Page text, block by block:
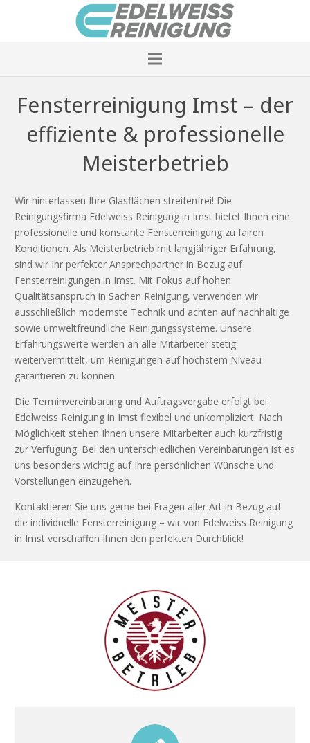
Fensterreinigung Imst – der
effiziente & professionelle
Meisterbetrieb
Wir hinterlassen Ihre Glasflächen streifenfrei! Die
Reinigungsfirma Edelweiss Reinigung in Imst bietet Ihnen eine
professionelle und konstante Fensterreinigung zu fairen
Konditionen. Als Meisterbetrieb mit langjähriger Erfahrung,
sind wir Ihr perfekter Ansprechpartner in Bezug auf
Fensterreinigungen in Imst. Mit Fokus auf hohen
Qualitätsanspruch in Sachen Reinigung, verwenden wir
ausschließlich modernste Technik und achten auf nachhaltige
sowie umweltfreundliche Reinigungssysteme. Unsere
Erfahrungswerte werden an alle Mitarbeiter stetig
weitervermittelt, um Reinigungen auf höchstem Niveau
garantieren zu können.
Die Terminvereinbarung und Auftragsvergabe erfolgt bei
Edelweiss Reinigung in Imst flexibel und unkompliziert. Nach
Möglichkeit stehen Ihnen unsere Mitarbeiter auch kurzfristig
zur Verfügung. Bei den unterschiedlichen Vereinbarungen ist es
uns besonders wichtig auf Ihre persönlichen Wünsche und
Vorstellungen einzugehen.
Kontaktieren Sie uns gerne bei Fragen aller Art in Bezug auf
die individuelle Fensterreinigung – wir von Edelweiss Reinigung
in Imst verschaffen Ihnen den perfekten Durchblick!